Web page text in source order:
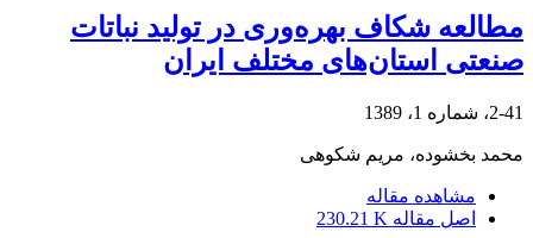
مطالعه شکاف بهره‌وری در تولید نباتات
صنعتی استان‌های مختلف ایران
2-41، شماره 1، 1389
محمد بخشوده، مریم شکوهی
مشاهده مقاله
اصل مقاله 230.21 K